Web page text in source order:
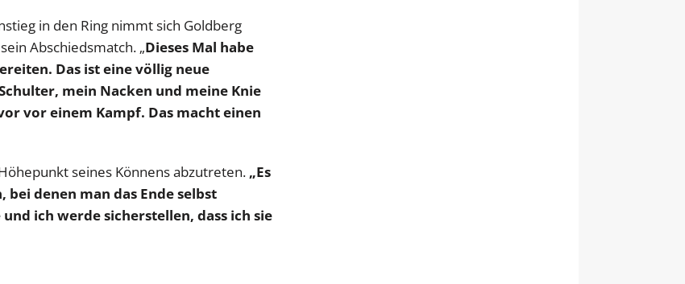
in den Ring nimmt sich Goldberg
Abschiedsmatch. „Dieses Mal habe
Das ist eine völlig neue
mein Nacken und meine Knie
vor einem Kampf. Das macht einen
seines Könnens abzutreten. „Es
denen man das Ende selbst
ich werde sicherstellen, dass ich sie